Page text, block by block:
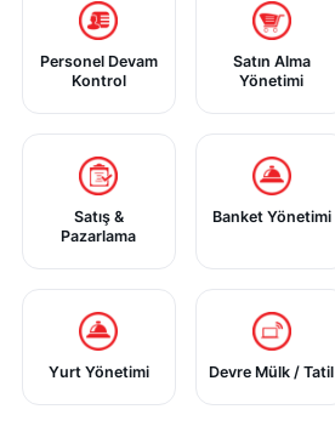
Personel Devam
Kontrol
Satın Alma
Yönetimi
Satış &
Pazarlama
Banket Yönetimi
Yurt Yönetimi Devre Mülk / Tatil